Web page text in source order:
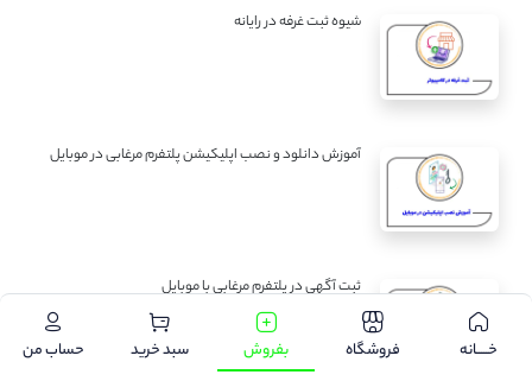
شیوه ثبت غرفه در رایانه
آموزش دانلود و نصب اپلیکیشن پلتفرم مرغابی در موبایل
ثبت آگهی در پلتفرم مرغابی با موبایل
خـــــانه فروشگاه بفروش سبد خرید حساب من